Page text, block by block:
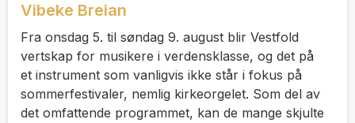
Vibeke Breian
Fra onsdag 5. til søndag 9. august blir Vestfold
vertskap for musikere i verdensklasse, og det på
et instrument som vanligvis ikke står i fokus på
sommerfestivaler, nemlig kirkeorgelet. Som del av
det omfattende programmet, kan de mange skjulte